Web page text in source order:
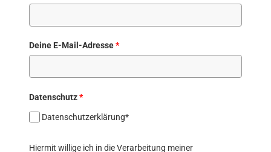
Deine E-Mail-Adresse*
Datenschutz*
Datenschutzerklärung*
Hiermit willige ich in die Verarbeitung meiner